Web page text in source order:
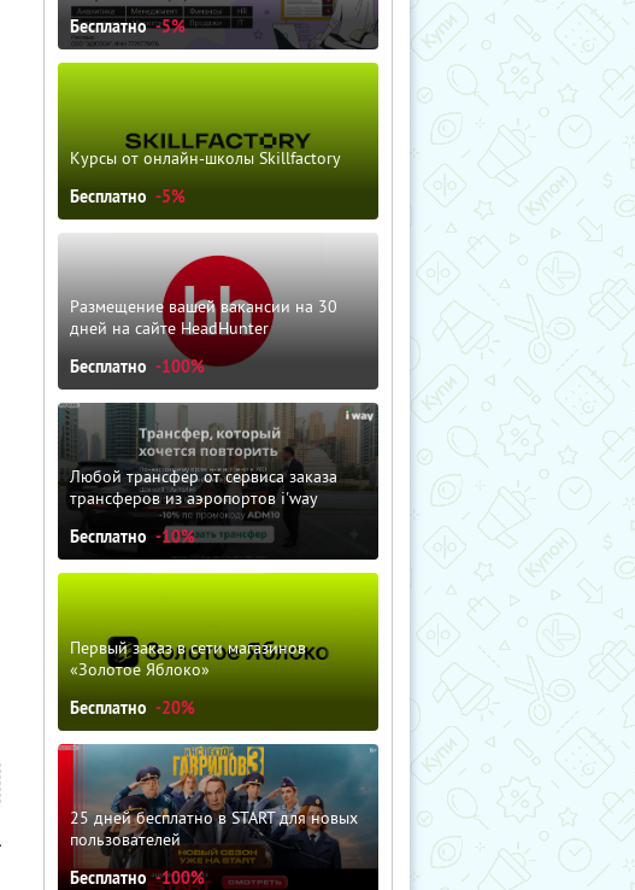
Бесплатно -5%
Курсы от онлайн-школы Skillfactory
Бесплатно -5%
Размещение вашей вакансии на 30
дней на сайте HeadHunter
Бесплатно -100%
Любой трансфер от сервиса заказа
трансферов из аэропортов i'way
Бесплатно -10%
Первый заказ в сети магазинов
«Золотое Яблоко»
Бесплатно -20%
25 дней бесплатно в START для новых
пользователей
Бесплатно -100%